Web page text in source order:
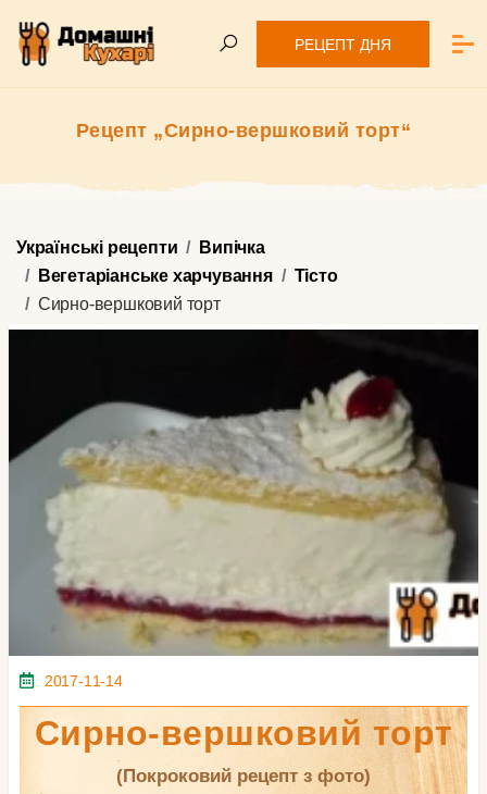
РЕЦЕПТ ДНЯ
Рецепт „Сирно-вершковий торт“
Українські рецепти
Випічка
Вегетаріанське харчування
Тісто
Сирно-вершковий торт
2017-11-14
Сирно-вершковий торт
(покроковий рецепт з фото)